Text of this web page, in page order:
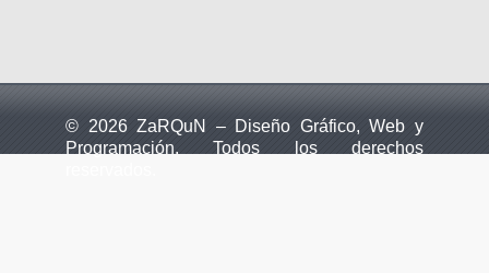
© 2026 ZaRQuN – Diseño Gráfico, Web y
Programación. Todos los derechos